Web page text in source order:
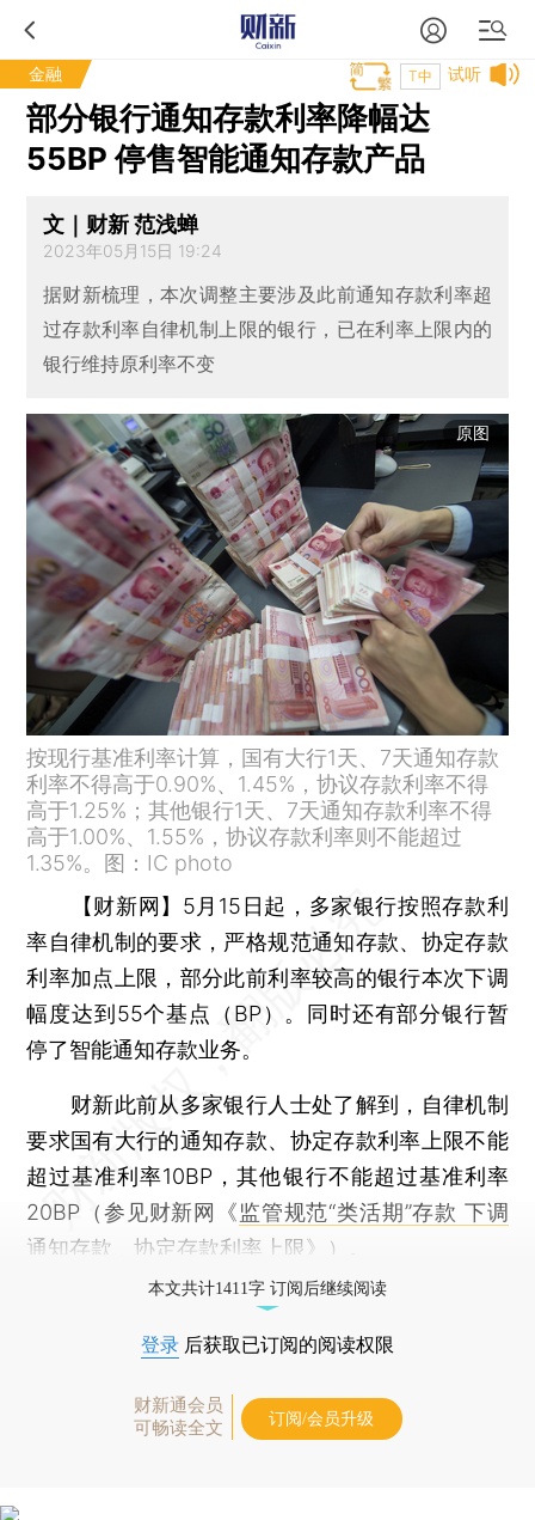
金融 试听
T中
部分银行通知存款利率降幅达
55BP 停售智能通知存款产品
文｜财新 范浅蝉
2023年05月15日 19:24
据财新梳理，本次调整主要涉及此前通知存款利率超
过存款利率自律机制上限的银行，已在利率上限内的
银行维持原利率不变
原图
按现行基准利率计算，国有大行1天、7天通知存款
利率不得高于0.90%、1.45%，协议存款利率不得
高于1.25%；其他银行1天、7天通知存款利率不得
高于1.00%、1.55%，协议存款利率则不能超过
1.35%。图：IC photo
【财新网】 5月15日起，多家银行按照存款利
率自律机制的要求，严格规范通知存款、协定存款
利率加点上限，部分此前利率较高的银行本次下调
幅度达到55个基点（BP）。同时还有部分银行暂
停了智能通知存款业务。
财新此前从多家银行人士处了解到，自律机制
要求国有大行的通知存款、协定存款利率上限不能
超过基准利率10BP，其他银行不能超过基准利率
20BP（参见财新网《监管规范“类活期”存款 下调
通知存款、协定存款利率上限》）。
本文共计1411字 订阅后继续阅读
登录 后获取已订阅的阅读权限
财新通会员
可畅读全文
订阅/会员升级